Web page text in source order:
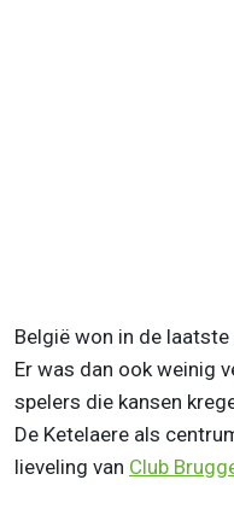
België won in de
Er was dan ook weinig
spelers die kansen
De Ketelaere als
lieveling van Club